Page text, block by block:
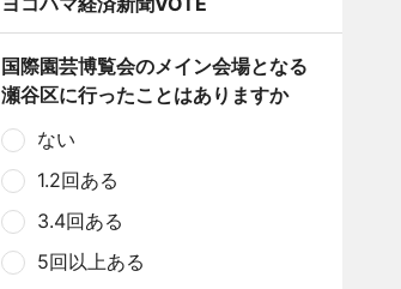
国際園芸博覧会のメイン会場となる
瀬谷区に行ったことはありますか
ない
1.2回ある
3.4回ある
5回以上ある